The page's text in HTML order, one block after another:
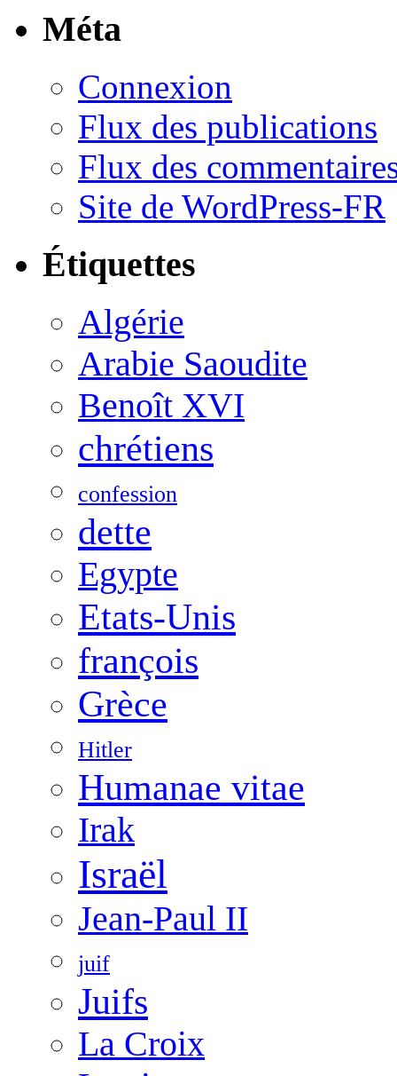
Méta
Connexion
Flux des publications
Flux des
Site de WordPress-FR
Étiquettes
Algérie
Arabie Saoudite
Benoît XVI
chrétiens
confession
dette
Egypte
Etats-Unis
françois
Grèce
Hitler
Humanae vitae
Irak
Israël
Jean-Paul II
juif
Juifs
La Croix